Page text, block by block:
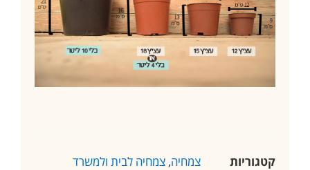
קטגוריות צמחיה, צמחיה לבית ולמשרד